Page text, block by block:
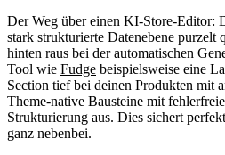
Der Weg über einen KI-Store-Editor:
stark strukturierte Datenebene purzelt
hinten raus bei der automatischen
Tool wie Fudge beispielsweise eine
Section tief bei deinen Produkten mit
Theme-native Bausteine mit
Strukturierung aus. Dies sichert
ganz nebenbei.